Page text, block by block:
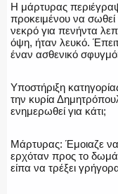
Η μάρτυρας
προκειμένου να σωθεί
νεκρό για πενήντα
όψη, ήταν λευκό.
έναν ασθενικό
Υποστήριξη
την κυρία
ενημερωθεί για κάτι;
Μάρτυρας: Έμοιαζε να
ερχόταν προς το
είπα να τρέξει γρήγορα